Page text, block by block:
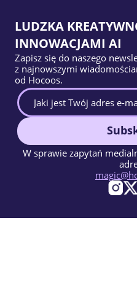
LUDZKA
INNOWACJAMI AI
Zapisz się do naszego
z najnowszymi
od Hocoos.
W sprawie zapytań